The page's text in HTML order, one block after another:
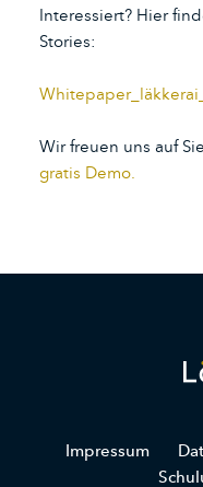
Interessiert? Hier
Stories:
Wir freuen uns auf
gratis Demo.
Impressum